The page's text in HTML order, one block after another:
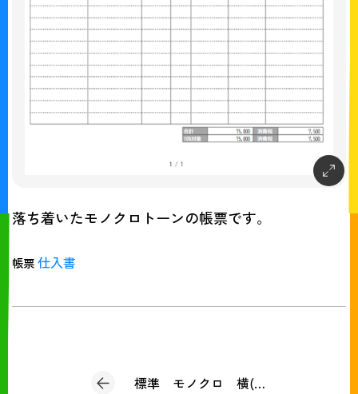
落ち着いたモノクロトーンの帳票です。
帳票仕入書
標準 モノクロ 横(仕入書)